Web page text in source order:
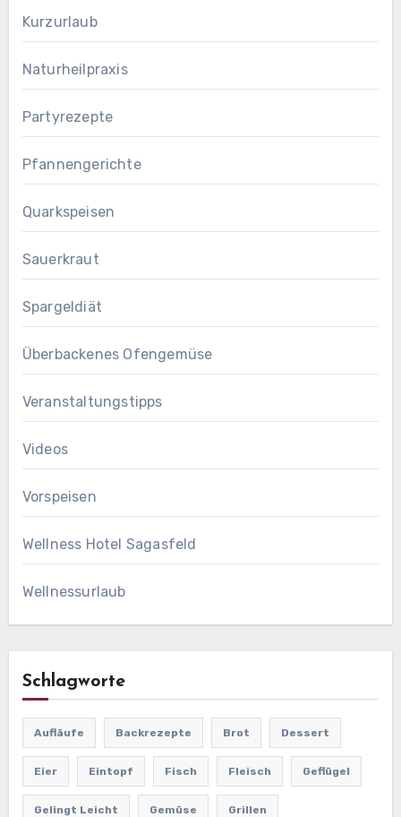
Kurzurlaub
Naturheilpraxis
Partyrezepte
Pfannengerichte
Quarkspeisen
Sauerkraut
Spargeldiät
Überbackenes Ofengemüse
Veranstaltungstipps
Videos
Vorspeisen
Wellness Hotel Sagasfeld
Wellnessurlaub
Schlagworte
Aufläufe Backrezepte Brot Dessert
Eier Eintopf Fisch Fleisch Geflügel
Gelingt Leicht Gemüse Grillen